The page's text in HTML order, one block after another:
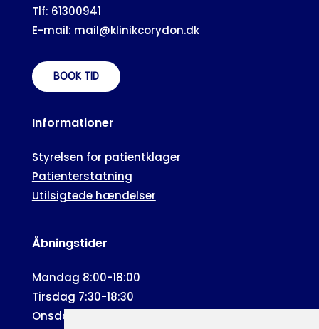
Tlf: 61300941
E-mail: mail@klinikcorydon.dk
BOOK TID
Informationer
Styrelsen for patientklager
Patienterstatning
Utilsigtede hændelser
Åbningstider
Mandag 8:00-18:00
Tirsdag 7:30-18:30
Onsdag 8:00-19:00